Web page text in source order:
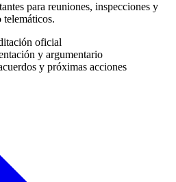
para reuniones, inspecciones y
telemáticos.
oficial
y argumentario
y próximas acciones